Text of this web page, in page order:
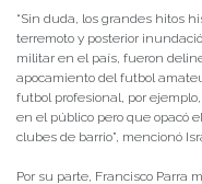
“Sin duda, los grandes hitos
terremoto y posterior
militar en el país, fueron
apocamiento del futbol
futbol profesional, por
en el público pero que opacó
clubes de barrio”, mencionó
Por su parte, Francisco Parra